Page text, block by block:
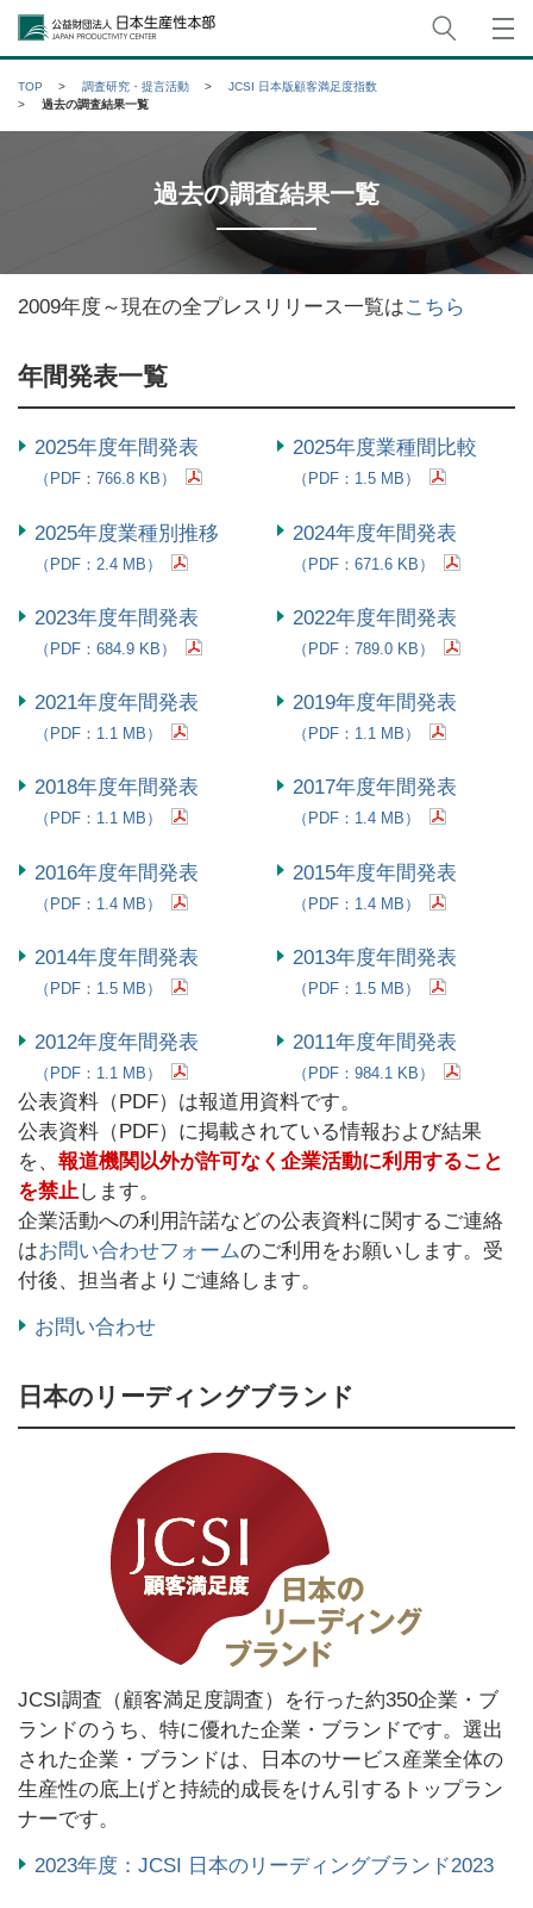
公益財団法人日本生産性本部
TOP 調査研究・提言活動
JCSI 日本版顧客満足度指数
過去の調査結果一覧
過去の調査結果一覧
2009年度～現在の全プレスリリース一覧はこちら
年間発表一覧
2025年度年間発表
（PDF：766.8 KB）
2025年度業種間比較
（PDF：1.5 MB）
2025年度業種別推移
（PDF：2.4 MB）
2024年度年間発表
（PDF：671.6 KB）
2023年度年間発表
（PDF：684.9 KB）
2022年度年間発表
（PDF：789.0 KB）
2021年度年間発表
（PDF：1.1 MB）
2019年度年間発表
（PDF：1.1 MB）
2018年度年間発表
（PDF：1.1 MB）
2017年度年間発表
（PDF：1.4 MB）
2016年度年間発表
（PDF：1.4 MB）
2015年度年間発表
（PDF：1.4 MB）
2014年度年間発表
（PDF：1.5 MB）
2013年度年間発表
（PDF：1.5 MB）
2012年度年間発表
（PDF：1.1 MB）
2011年度年間発表
（PDF：984.1 KB）
公表資料（PDF）は報道用資料です。
公表資料（PDF）に掲載されている情報および結果
を、 報道機関以外が許可なく企業活動に利用すること
を禁止します。
企業活動への利用許諾などの公表資料に関するご連絡
はお問い合わせフォームのご利用をお願いします。受
付後、担当者よりご連絡します。
お問い合わせ
日本のリーディングブランド
JCSI調査（顧客満足度調査）を行った約350企業・ブ
ランドのうち、特に優れた企業・ブランドです。選出
された企業・ブランドは、日本のサービス産業全体の
生産性の底上げと持続的成長をけん引するトップラン
ナーです。
2023年度：JCSI 日本のリーディングブランド2023